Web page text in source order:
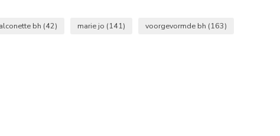
bh (42) marie jo (141) voorgevormde bh (163)